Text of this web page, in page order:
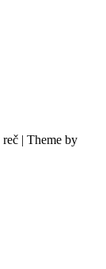
| Theme by